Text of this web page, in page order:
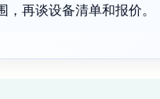
再谈设备清单和报价。